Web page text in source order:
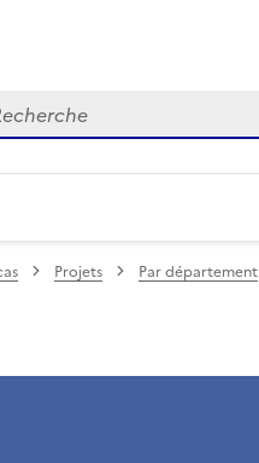
Projets Par département